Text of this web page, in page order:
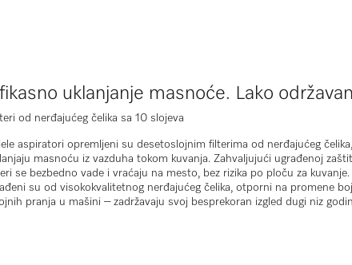
uklanjanje masnoće. Lako
od nerđajućeg čelika sa 10 slojeva
aspiratori opremljeni su desetoslojnim filterima od nerđajućeg čelika
masnoću iz vazduha tokom kuvanja. Zahvaljujući ugrađenoj
se bezbedno vade i vraćaju na mesto, bez rizika po ploču za
su od visokokvalitetnog nerđajućeg čelika, otporni na promene
pranja u mašini – zadržavaju svoj besprekoran izgled dugi niz